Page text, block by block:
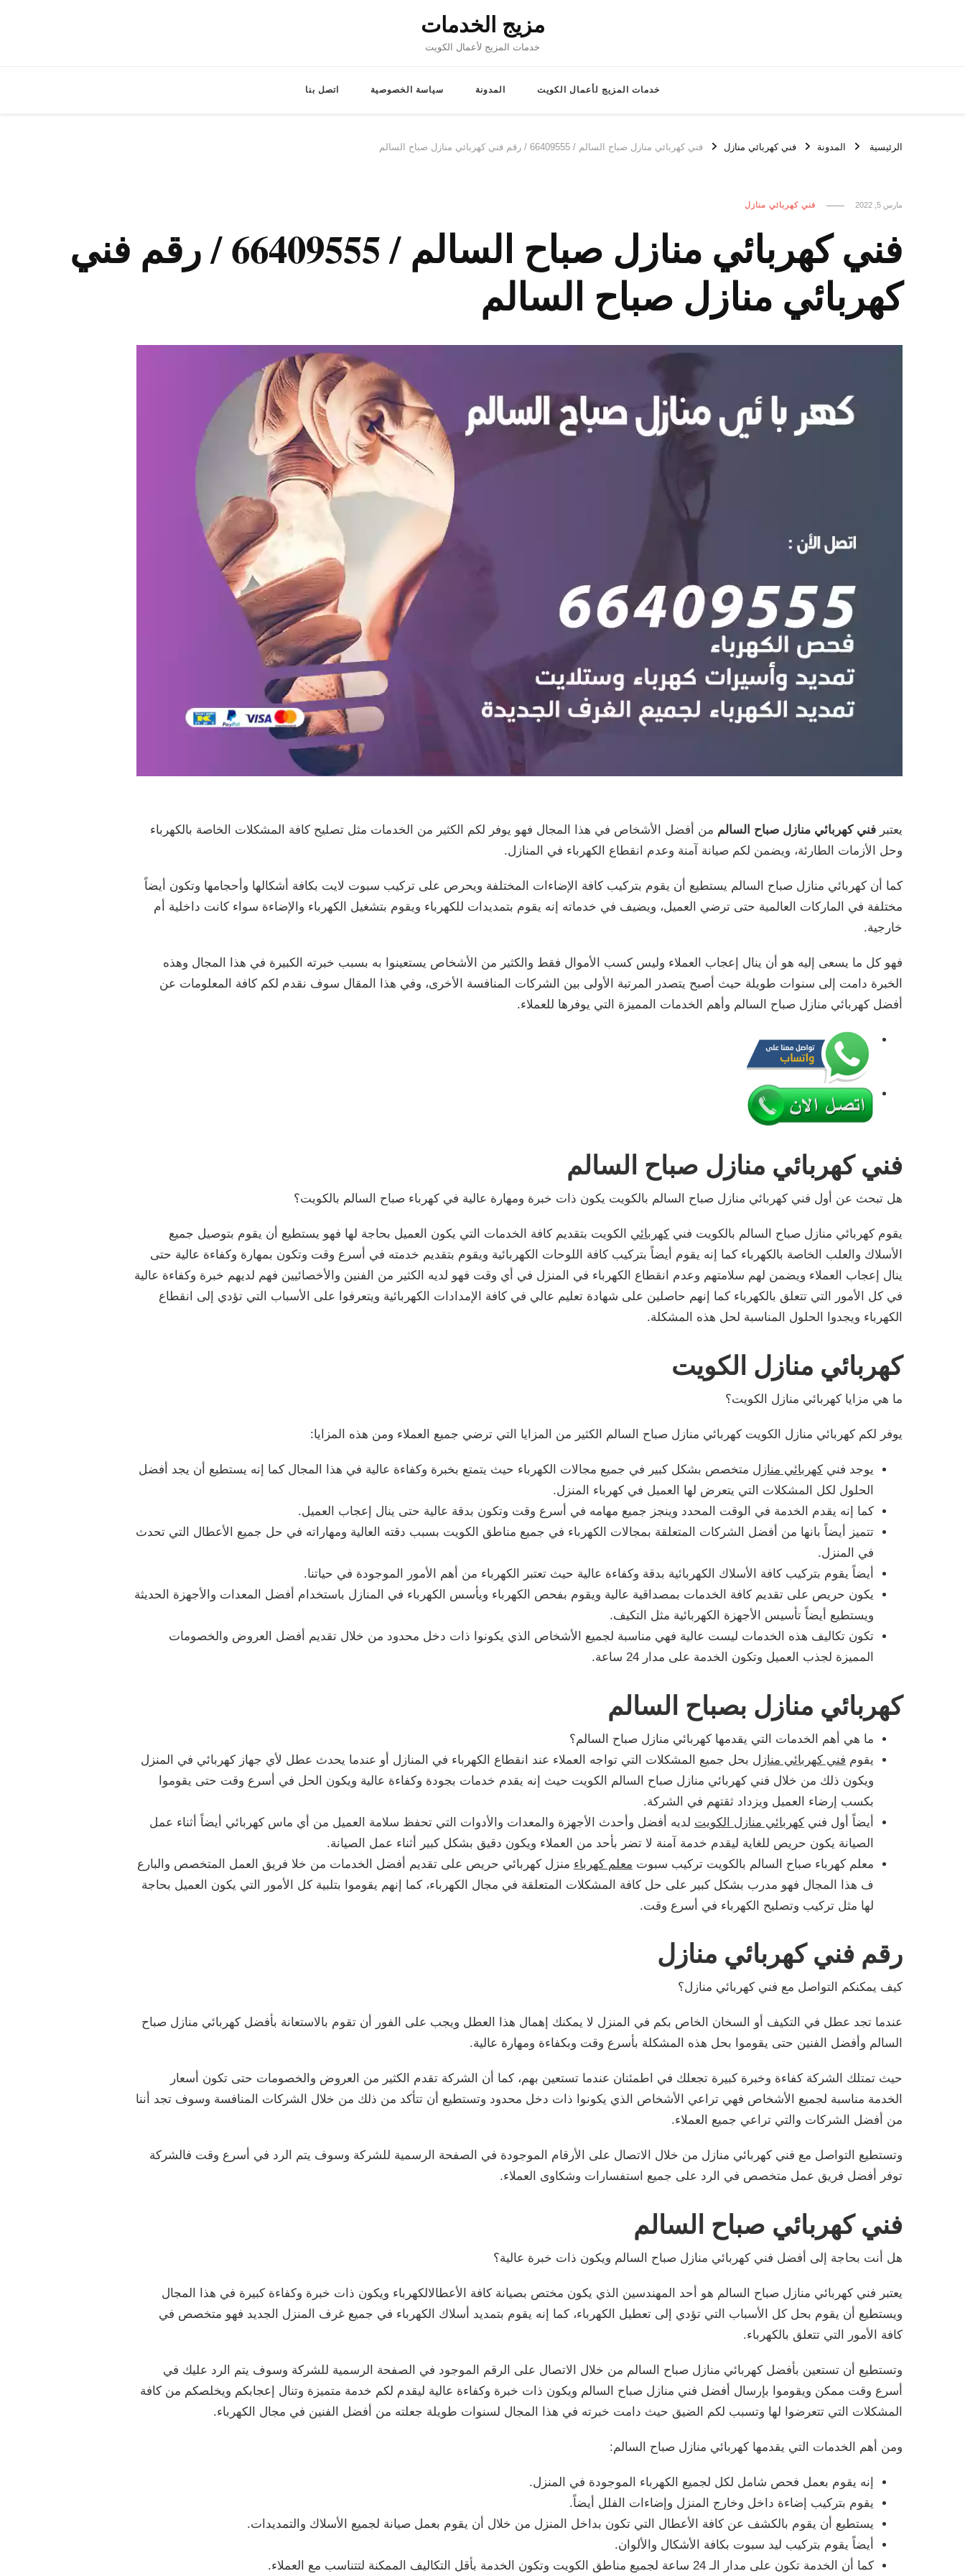
مزيج الخدمات
خدمات المزيج لأعمال الكويت
خدمات المزيج لأعمال الكويت المدونة سياسة الخصوصية اتصل بنا
الرئيسية المدونة فني كهربائي منازل فني كهربائي منازل صباح السالم / 66409555 / رقم فني كهربائي منازل صباح السالم
مارس 5, 2022 فني كهربائي منازل
فني كهربائي منازل صباح السالم / 66409555 / رقم فني
كهربائي منازل صباح السالم
يعتبر فني كهربائي منازل صباح السالم من أفضل الأشخاص في هذا المجال فهو يوفر لكم الكثير من الخدمات مثل تصليح كافة المشكلات الخاصة بالكهرباء
وحل الأزمات الطارئة، ويضمن لكم صيانة آمنة وعدم انقطاع الكهرباء في المنازل.
كما أن كهربائي منازل صباح السالم يستطيع أن يقوم بتركيب كافة الإضاءات المختلفة ويحرص على تركيب سبوت لايت بكافة أشكالها وأحجامها وتكون أيضاً
مختلفة في الماركات العالمية حتى ترضي العميل، ويضيف في خدماته إنه يقوم بتمديدات للكهرباء ويقوم بتشغيل الكهرباء والإضاءة سواء كانت داخلية أم
خارجية.
فهو كل ما يسعى إليه هو أن ينال إعجاب العملاء وليس كسب الأموال فقط والكثير من الأشخاص يستعينوا به بسبب خبرته الكبيرة في هذا المجال وهذه
الخبرة دامت إلى سنوات طويلة حيث أصبح يتصدر المرتبة الأولى بين الشركات المنافسة الأخرى، وفي هذا المقال سوف نقدم لكم كافة المعلومات عن
أفضل كهربائي منازل صباح السالم وأهم الخدمات المميزة التي يوفرها للعملاء.
فني كهربائي منازل صباح السالم
هل تبحث عن أول فني كهربائي منازل صباح السالم بالكويت يكون ذات خبرة ومهارة عالية في كهرباء صباح السالم بالكويت؟
يقوم كهربائي منازل صباح السالم بالكويت فني كهربائي الكويت بتقديم كافة الخدمات التي يكون العميل بحاجة لها فهو يستطيع أن يقوم بتوصيل جميع
الأسلاك والعلب الخاصة بالكهرباء كما إنه يقوم أيضاً بتركيب كافة اللوحات الكهربائية ويقوم بتقديم خدمته في أسرع وقت وتكون بمهارة وكفاءة عالية حتى
ينال إعجاب العملاء ويضمن لهم سلامتهم وعدم انقطاع الكهرباء في المنزل في أي وقت فهو لديه الكثير من الفنين والأخصائيين فهم لديهم خبرة وكفاءة عالية
في كل الأمور التي تتعلق بالكهرباء كما إنهم حاصلين على شهادة تعليم عالي في كافة الإمدادات الكهربائية ويتعرفوا على الأسباب التي تؤدي إلى انقطاع
الكهرباء ويجدوا الحلول المناسبة لحل هذه المشكلة.
كهربائي منازل الكويت
ما هي مزايا كهربائي منازل الكويت؟
يوفر لكم كهربائي منازل الكويت كهربائي منازل صباح السالم الكثير من المزايا التي ترضي جميع العملاء ومن هذه المزايا:
يوجد فني كهربائي منازل متخصص بشكل كبير في جميع مجالات الكهرباء حيث يتمتع بخبرة وكفاءة عالية في هذا المجال كما إنه يستطيع أن يجد أفضل
الحلول لكل المشكلات التي يتعرض لها العميل في كهرباء المنزل.
كما إنه يقدم الخدمة في الوقت المحدد وينجز جميع مهامه في أسرع وقت وتكون بدقة عالية حتى ينال إعجاب العميل.
تتميز أيضاً بانها من أفضل الشركات المتعلقة بمجالات الكهرباء في جميع مناطق الكويت بسبب دقته العالية ومهاراته في حل جميع الأعطال التي تحدث
في المنزل.
أيضاً يقوم بتركيب كافة الأسلاك الكهربائية بدقة وكفاءة عالية حيث تعتبر الكهرباء من أهم الأمور الموجودة في حياتنا.
يكون حريص على تقديم كافة الخدمات بمصداقية عالية ويقوم بفحص الكهرباء ويأسس الكهرباء في المنازل باستخدام أفضل المعدات والأجهزة الحديثة
ويستطيع أيضاً تأسيس الأجهزة الكهربائية مثل التكيف.
تكون تكاليف هذه الخدمات ليست عالية فهي مناسبة لجميع الأشخاص الذي يكونوا ذات دخل محدود من خلال تقديم أفضل العروض والخصومات
المميزة لجذب العميل وتكون الخدمة على مدار 24 ساعة.
كهربائي منازل بصباح السالم
ما هي أهم الخدمات التي يقدمها كهربائي منازل صباح السالم؟
يقوم فني كهربائي منازل بحل جميع المشكلات التي تواجه العملاء عند انقطاع الكهرباء في المنازل أو عندما يحدث عطل لأي جهاز كهربائي في المنزل
ويكون ذلك من خلال فني كهربائي منازل صباح السالم الكويت حيث إنه يقدم خدمات بجودة وكفاءة عالية ويكون الحل في أسرع وقت حتى يقوموا
بكسب إرضاء العميل ويزداد ثقتهم في الشركة.
أيضاً أول فني كهربائي منازل الكويت لديه أفضل وأحدث الأجهزة والمعدات والأدوات التي تحفظ سلامة العميل من أي ماس كهربائي أيضاً أثناء عمل
الصيانة يكون حريص للغاية ليقدم خدمة آمنة لا تضر بأحد من العملاء ويكون دقيق بشكل كبير أثناء عمل الصيانة.
معلم كهرباء صباح السالم بالكويت تركيب سبوت معلم كهرباء منزل كهربائي حريص على تقديم أفضل الخدمات من خلا فريق العمل المتخصص والبارع
ف هذا المجال فهو مدرب بشكل كبير على حل كافة المشكلات المتعلقة في مجال الكهرباء، كما إنهم يقوموا بتلبية كل الأمور التي يكون العميل بحاجة
لها مثل تركيب وتصليح الكهرباء في أسرع وقت.
رقم فني كهربائي منازل
كيف يمكنكم التواصل مع فني كهربائي منازل؟
عندما تجد عطل في التكيف أو السخان الخاص بكم في المنزل لا يمكنك إهمال هذا العطل ويجب على الفور أن تقوم بالاستعانة بأفضل كهربائي منازل صباح
السالم وأفضل الفنين حتى يقوموا بحل هذه المشكلة بأسرع وقت وبكفاءة ومهارة عالية.
حيث تمتلك الشركة كفاءة وخبرة كبيرة تجعلك في اطمئنان عندما تستعين بهم، كما أن الشركة تقدم الكثير من العروض والخصومات حتى تكون أسعار
الخدمة مناسبة لجميع الأشخاص فهي تراعي الأشخاص الذي يكونوا ذات دخل محدود وتستطيع أن تتأكد من ذلك من خلال الشركات المنافسة وسوف تجد أننا
من أفضل الشركات والتي تراعي جميع العملاء.
وتستطيع التواصل مع فني كهربائي منازل من خلال الاتصال على الأرقام الموجودة في الصفحة الرسمية للشركة وسوف يتم الرد في أسرع وقت فالشركة
توفر أفضل فريق عمل متخصص في الرد على جميع استفسارات وشكاوى العملاء.
فني كهربائي صباح السالم
هل أنت بحاجة إلى أفضل فني كهربائي منازل صباح السالم ويكون ذات خبرة عالية؟
يعتبر فني كهربائي منازل صباح السالم هو أحد المهندسين الذي يكون مختص بصيانة كافة الأعطالالكهرباء ويكون ذات خبرة وكفاءة كبيرة في هذا المجال
ويستطيع أن يقوم بحل كل الأسباب التي تؤدي إلى تعطيل الكهرباء، كما إنه يقوم بتمديد أسلاك الكهرباء في جميع غرف المنزل الجديد فهو متخصص في
كافة الأمور التي تتعلق بالكهرباء.
وتستطيع أن تستعين بأفضل كهربائي منازل صباح السالم من خلال الاتصال على الرقم الموجود في الصفحة الرسمية للشركة وسوف يتم الرد عليك في
أسرع وقت ممكن ويقوموا بإرسال أفضل فني منازل صباح السالم ويكون ذات خبرة وكفاءة عالية ليقدم لكم خدمة متميزة وتنال إعجابكم ويخلصكم من كافة
المشكلات التي تتعرضوا لها وتسبب لكم الضيق حيث دامت خبرته في هذا المجال لسنوات طويلة جعلته من أفضل الفنين في مجال الكهرباء.
ومن أهم الخدمات التي يقدمها كهربائي منازل صباح السالم:
إنه يقوم بعمل فحص شامل لكل لجميع الكهرباء الموجودة في المنزل.
يقوم بتركيب إضاءة داخل وخارج المنزل وإضاءات الفلل أيضاً.
يستطيع أن يقوم بالكشف عن كافة الأعطال التي تكون بداخل المنزل من خلال أن يقوم بعمل صيانة لجميع الأسلاك والتمديدات.
أيضاً يقوم بتركيب ليد سبوت بكافة الأشكال والألوان.
كما أن الخدمة تكون على مدار الـ 24 ساعة لجميع مناطق الكويت وتكون الخدمة بأقل التكاليف الممكنة لتتناسب مع العملاء.